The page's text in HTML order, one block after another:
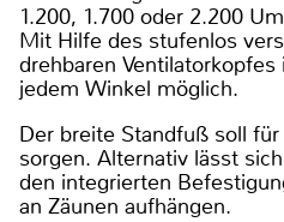
1.200, 1.700 oder 2.200
Mit Hilfe des stufenlos
drehbaren
jedem Winkel möglich.
Der breite Standfuß soll
sorgen. Alternativ lässt
den integrierten
an Zäunen aufhängen.